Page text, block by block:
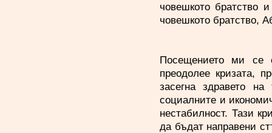
човешкото братство
човешкото братство,
Посещението ми се
преодолее кризата,
засегна здравето
социалните и
нестабилност. Тази
да бъдат направени